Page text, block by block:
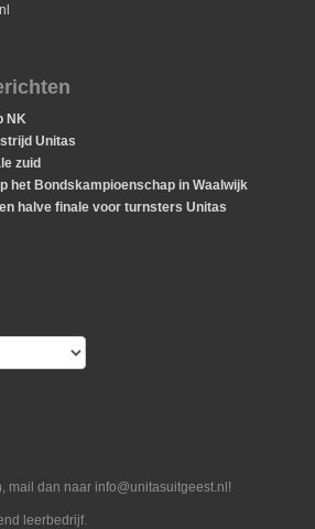
NK
Unitas
zuid
het Bondskampioenschap in Waalwijk
halve finale voor turnsters Unitas
mail dan naar info@unitasuitgeest.nl!
leerbedrijf.